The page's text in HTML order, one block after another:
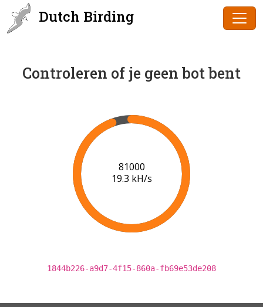
Dutch Birding
Controleren of je geen bot bent
82000
19.3 kH/s
1844b226-a9d7-4f15-860a-fb69e53de208